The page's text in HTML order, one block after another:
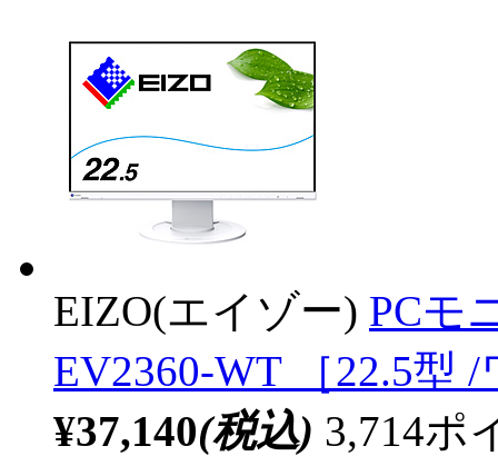
EIZO(エイゾー) PCモ
EV2360-WT ［22.5型
¥37,140(税込) 3,714ポ